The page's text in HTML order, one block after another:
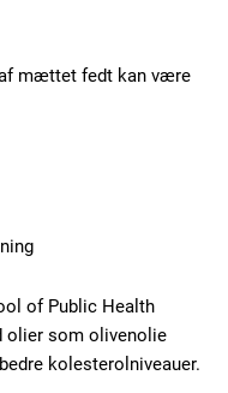
af mættet fedt kan være
of Public Health
olier som olivenolie
kolesterolniveauer.